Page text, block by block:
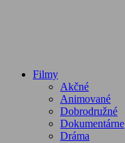
Filmy
Akčné
Animované
Dobrodružné
Dokumentárne
Dráma